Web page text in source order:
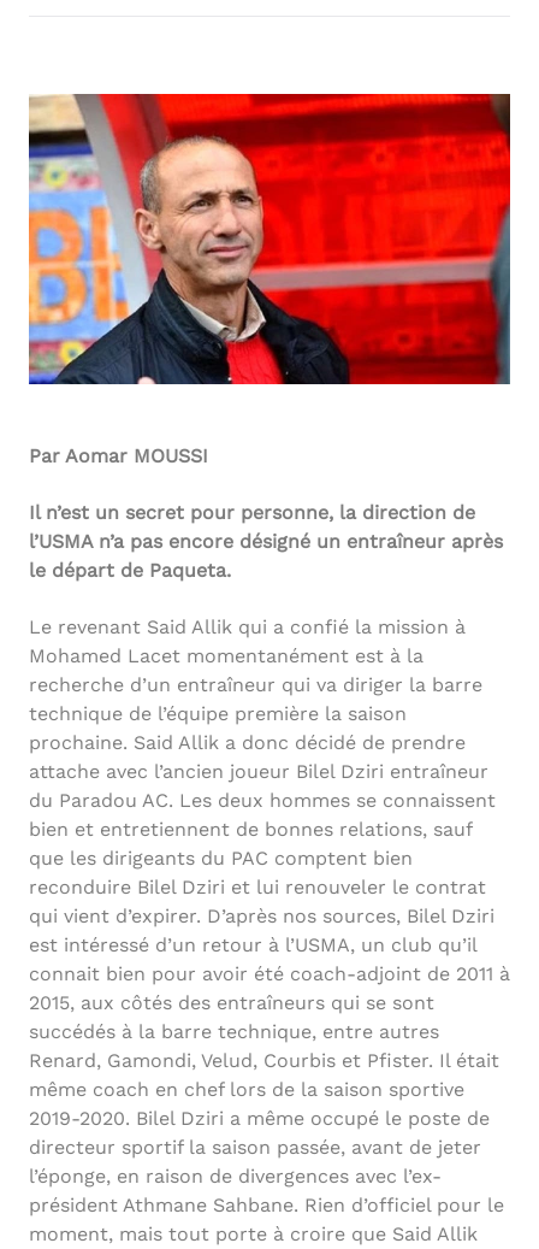
Par Aomar MOUSSI
Il n’est un secret pour personne, la direction de
l’USMA n’a pas encore désigné un entraîneur après
le départ de Paqueta.
Le revenant Said Allik qui a confié la mission à
Mohamed Lacet momentanément est à la
recherche d’un entraîneur qui va diriger la barre
technique de l’équipe première la saison
prochaine. Said Allik a donc décidé de prendre
attache avec l’ancien joueur Bilel Dziri entraîneur
du Paradou AC. Les deux hommes se connaissent
bien et entretiennent de bonnes relations, sauf
que les dirigeants du PAC comptent bien
reconduire Bilel Dziri et lui renouveler le contrat
qui vient d’expirer. D’après nos sources, Bilel Dziri
est intéressé d’un retour à l’USMA, un club qu’il
connait bien pour avoir été coach-adjoint de 2011 à
2015, aux côtés des entraîneurs qui se sont
succédés à la barre technique, entre autres
Renard, Gamondi, Velud, Courbis et Pfister. Il était
même coach en chef lors de la saison sportive
2019-2020. Bilel Dziri a même occupé le poste de
directeur sportif la saison passée, avant de jeter
l’éponge, en raison de divergences avec l’ex-
président Athmane Sahbane. Rien d’officiel pour le
moment, mais tout porte à croire que Said Allik